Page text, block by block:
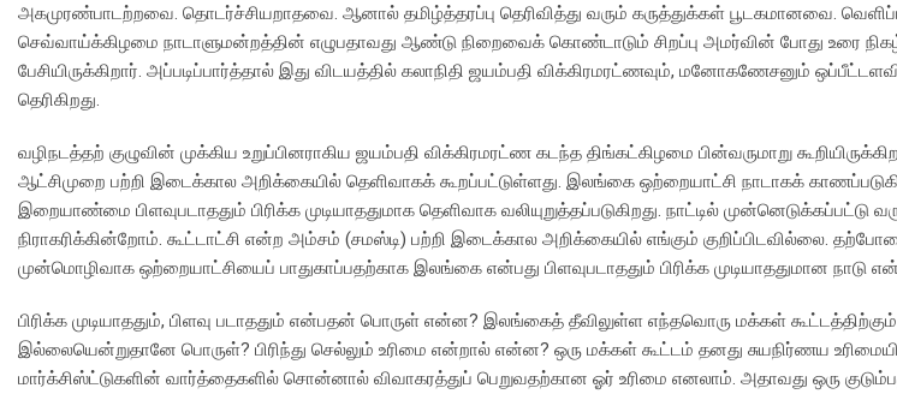
அகமுரண்பாடற்றவை. தொடர்ச்சியறாதவை. ஆனால் தமிழ்த்தரப்பு தெரிவித்து வரும் கருத்துக்கள் பூடகமானவை.
செவ்வாய்க்கிழமை நாடாளுமன்றத்தின் எழுபதாவது ஆண்டு நிறைவைக் கொண்டாடும் சிறப்பு அமர்வின் போது உரை
பேசியிருக்கிறார். அப்படிப்பார்த்தால் இது விடயத்தில் கலாநிதி ஜயம்பதி விக்கிரமரட்ணவும், மனோகணேசனும்
தெரிகிறது.
வழிநடத்தற் குழுவின் முக்கிய உறுப்பினராகிய ஜயம்பதி விக்கிரமரட்ண கடந்த திங்கட்கிழமை பின்வருமாறு
ஆட்சிமுறை பற்றி இடைக்கால அறிக்கையில் தெளிவாகக் கூறப்பட்டுள்ளது. இலங்கை ஒற்றையாட்சி நாடாகக்
இறையாண்மை பிளவுபடாததும் பிரிக்க முடியாததுமாக தெளிவாக வலியுறுத்தப்படுகிறது. நாட்டில்
நிராகரிக்கின்றோம். கூட்டாட்சி என்ற அம்சம் (சமஸ்டி) பற்றி இடைக்கால அறிக்கையில் எங்கும் குறிப்பிடவில்லை.
முன்மொழிவாக ஒற்றையாட்சியைப் பாதுகாப்பதற்காக இலங்கை என்பது பிளவுபடாததும் பிரிக்க முடியாததுமான நாடு
பிரிக்க முடியாததும், பிளவு படாததும் என்பதன் பொருள் என்ன? இலங்கைத் தீவிலுள்ள எந்தவொரு மக்கள் கூட்டத்திற்கும்
இல்லையென்றுதானே பொருள்? பிரிந்து செல்லும் உரிமை என்றால் என்ன? ஒரு மக்கள் கூட்டம் தனது சுயநிர்ணய
மார்க்சிஸ்ட்டுகளின் வார்த்தைகளில் சொன்னால் விவாகரத்துப் பெறுவதற்கான ஓர் உரிமை எனலாம். அதாவது ஒரு